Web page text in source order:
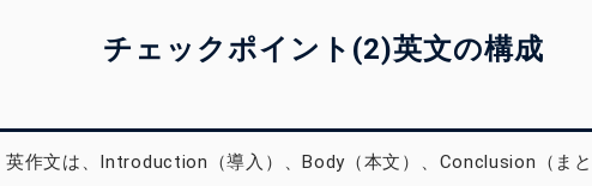
チェックポイント(2)英文の構成
英作文は、Introduction（導入）、Body（本文）、Conclusion（まと